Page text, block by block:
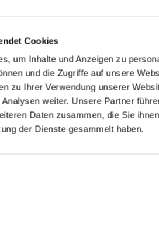
Cookies
um Inhalte und Anzeigen zu
und die Zugriffe auf unsere
zu Ihrer Verwendung unserer
weiter. Unsere Partner
Daten zusammen, die Sie
der Dienste gesammelt haben.
& Kunsthandwerkermarkt mit